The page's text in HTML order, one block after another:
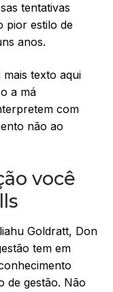
tentativas
pior estilo de
anos.
texto aqui
a má
com
não ao
você
Goldratt, Don
tem em
de gestão. Não